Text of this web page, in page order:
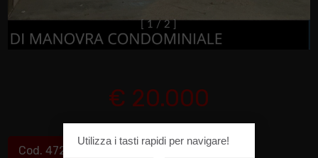
1 / 2
€ 20.000
Cod. 4722
Utilizza i tasti rapidi per navigare!